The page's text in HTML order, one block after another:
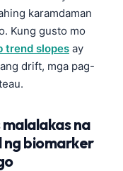
karamdaman
Kung gusto mo
trend slopes ay
drift, mga pag-
na
ng biomarker